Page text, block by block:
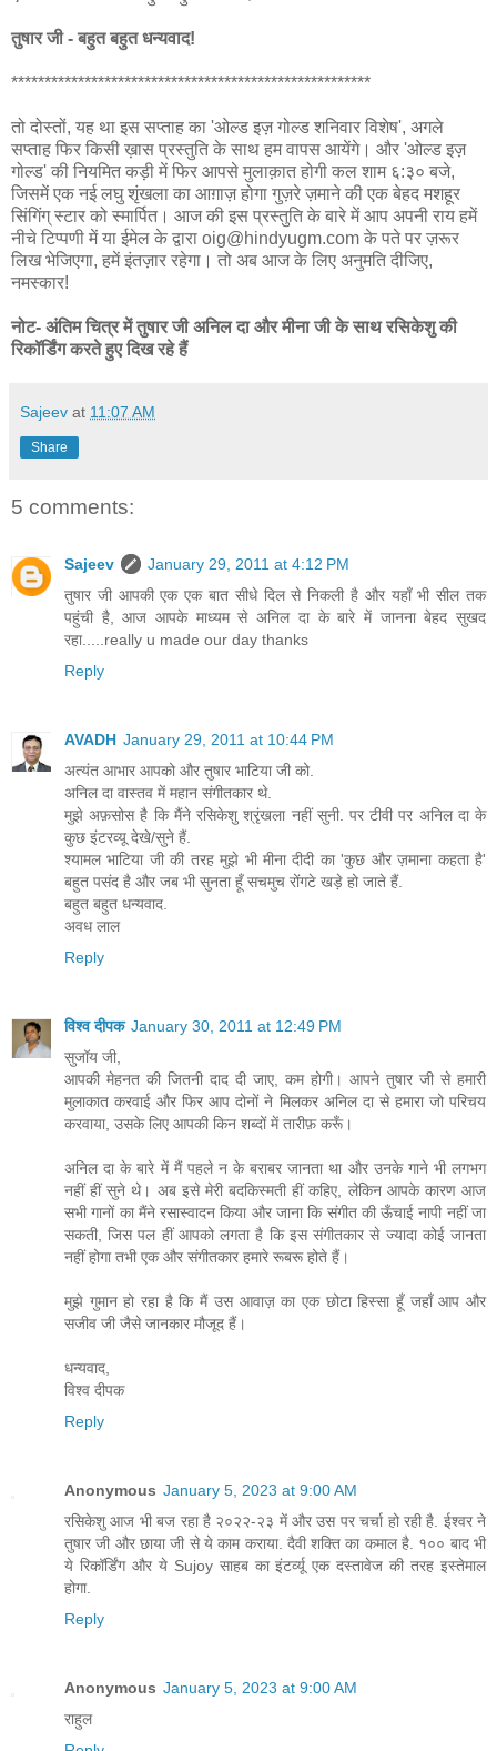
तुषार जी - बहुत बहुत धन्यवाद!
******************************************************
तो दोस्तों, यह था इस सप्ताह का 'ओल्ड इज़ गोल्ड शनिवार विशेष', अगले
सप्ताह फिर किसी ख़ास प्रस्तुति के साथ हम वापस आयेंगे। और 'ओल्ड इज़
गोल्ड' की नियमित कड़ी में फिर आपसे मुलाक़ात होगी कल शाम ६:३० बजे,
जिसमें एक नई लघु शृंखला का आग़ाज़ होगा गुज़रे ज़माने की एक बेहद मशहूर
सिंगिंग् स्टार को स्मार्पित। आज की इस प्रस्तुति के बारे में आप अपनी राय हमें
नीचे टिप्पणी में या ईमेल के द्वारा oig@hindyugm.com के पते पर ज़रूर
लिख भेजिएगा, हमें इंतज़ार रहेगा। तो अब आज के लिए अनुमति दीजिए,
नमस्कार!
नोट- अंतिम चित्र में तुषार जी अनिल दा और मीना जी के साथ रसिकेशु की
रिकॉर्डिंग करते हुए दिख रहे हैं
Sajeev at 11:07 AM
Share
5 comments:
Sajeev
January 29, 2011 at 4:12 PM
तुषार जी आपकी एक एक बात सीधे दिल से निकली है और यहाँ भी सील तक
पहुंची है, आज आपके माध्यम से अनिल दा के बारे में जानना बेहद सुखद
रहा.....really u made our day thanks
Reply
AVADH January 29, 2011 at 10:44 PM
अत्यंत आभार आपको और तुषार भाटिया जी को.
अनिल दा वास्तव में महान संगीतकार थे.
मुझे अफ़सोस है कि मैंने रसिकेशु श्रृंखला नहीं सुनी. पर टीवी पर अनिल दा के
कुछ इंटरव्यू देखे/सुने हैं.
श्यामल भाटिया जी की तरह मुझे भी मीना दीदी का 'कुछ और ज़माना कहता है'
बहुत पसंद है और जब भी सुनता हूँ सचमुच रोंगटे खड़े हो जाते हैं.
बहुत बहुत धन्यवाद.
अवध लाल
Reply
विश्व दीपक January 30, 2011 at 12:49 PM
सुजॉय जी,
आपकी मेहनत की जितनी दाद दी जाए, कम होगी। आपने तुषार जी से हमारी
मुलाकात करवाई और फिर आप दोनों ने मिलकर अनिल दा से हमारा जो परिचय
करवाया, उसके लिए आपकी किन शब्दों में तारीफ़ करूँ।
अनिल दा के बारे में मैं पहले न के बराबर जानता था और उनके गाने भी लगभग
नहीं हीं सुने थे। अब इसे मेरी बदकिस्मती हीं कहिए, लेकिन आपके कारण आज
सभी गानों का मैंने रसास्वादन किया और जाना कि संगीत की ऊँचाई नापी नहीं जा
सकती, जिस पल हीं आपको लगता है कि इस संगीतकार से ज्यादा कोई जानता
नहीं होगा तभी एक और संगीतकार हमारे रूबरू होते हैं।
मुझे गुमान हो रहा है कि मैं उस आवाज़ का एक छोटा हिस्सा हूँ जहाँ आप और
सजीव जी जैसे जानकार मौजूद हैं।
धन्यवाद,
विश्व दीपक
Reply
Anonymous January 5, 2023 at 9:00 AM
रसिकेशु आज भी बज रहा है २०२२-२३ में और उस पर चर्चा हो रही है. ईश्वर ने
तुषार जी और छाया जी से ये काम कराया. दैवी शक्ति का कमाल है. १०० बाद भी
ये रिकॉर्डिंग और ये Sujoy साहब का इंटर्व्यू एक दस्तावेज की तरह इस्तेमाल
होगा.
Reply
Anonymous January 5, 2023 at 9:00 AM
राहुल